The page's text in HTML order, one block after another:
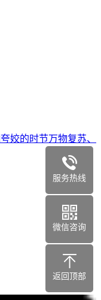
姣的时节万物复苏、
服务热线
微信咨询
返回顶部